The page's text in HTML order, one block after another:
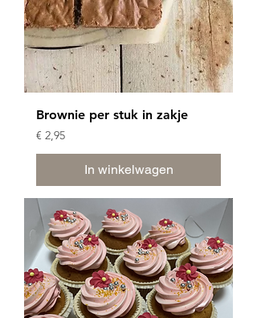
Brownie per stuk in zakje
Prijs
€ 2,95
In winkelwagen